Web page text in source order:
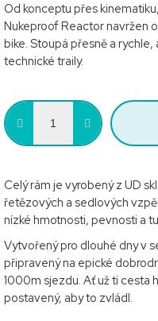
Od konceptu přes
Nukeproof Reactor navržen
bike. Stoupá přesně a
technické traily.
Celý rám je vyrobený z UD
řetězových a sedlových
nízké hmotnosti, pevnosti a
Vytvořený pro dlouhé dny v
připravený na epické
1000m sjezdu. Ať už ti cesta
postavený, aby to zvládl.